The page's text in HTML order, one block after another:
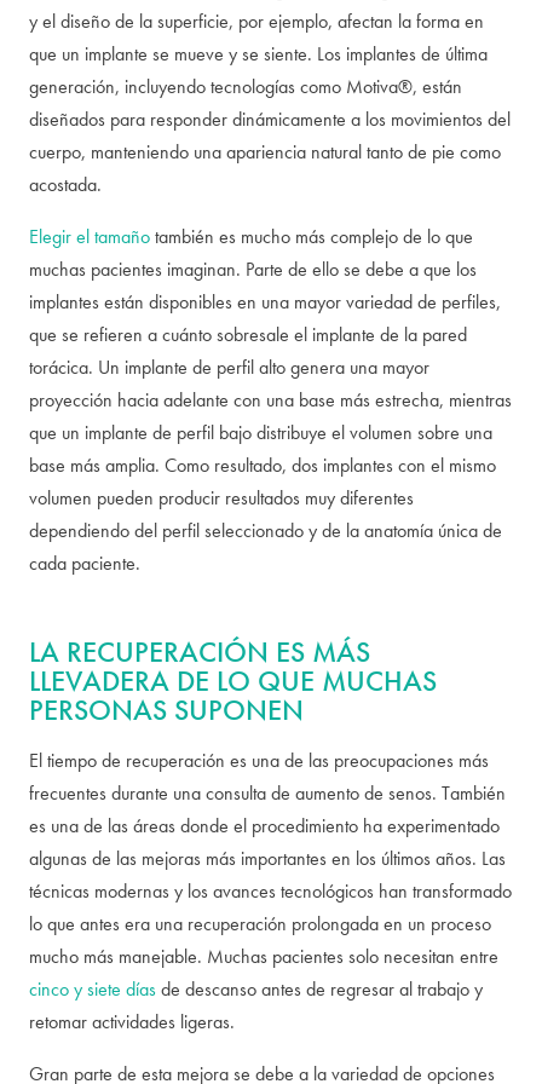
y el diseño de la superficie, por ejemplo, afectan la forma en
que un implante se mueve y se siente. Los implantes de última
generación, incluyendo tecnologías como Motiva®, están
diseñados para responder dinámicamente a los movimientos del
cuerpo, manteniendo una apariencia natural tanto de pie como
acostada.
Elegir el tamañotambién es mucho más complejo de lo que
muchas pacientes imaginan. Parte de ello se debe a que los
implantes están disponibles en una mayor variedad de perfiles,
que se refieren a cuánto sobresale el implante de la pared
torácica. Un implante de perfil alto genera una mayor
proyección hacia adelante con una base más estrecha, mientras
que un implante de perfil bajo distribuye el volumen sobre una
base más amplia. Como resultado, dos implantes con el mismo
volumen pueden producir resultados muy diferentes
dependiendo del perfil seleccionado y de la anatomía única de
cada paciente.
LA RECUPERACIÓN ES MÁS
LLEVADERA DE LO QUE MUCHAS
PERSONAS SUPONEN
El tiempo de recuperación es una de las preocupaciones más
frecuentes durante una consulta de aumento de senos. También
es una de las áreas donde el procedimiento ha experimentado
algunas de las mejoras más importantes en los últimos años. Las
técnicas modernas y los avances tecnológicos han transformado
lo que antes era una recuperación prolongada en un proceso
mucho más manejable. Muchas pacientes solo necesitan entre
cinco y siete díasde descanso antes de regresar al trabajo y
retomar actividades ligeras.
Gran parte de esta mejora se debe a la variedad de opciones